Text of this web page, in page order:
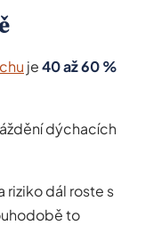
je40 až 60 %
dýchacích
riziko dál roste s
to